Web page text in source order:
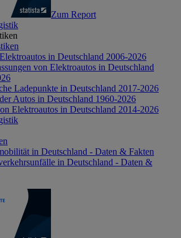
Zum Report
in Deutschland 2006-2026
von Elektroautos in Deutschland
Ladepunkte in Deutschland 2017-2026
Autos in Deutschland 1960-2026
Elektroautos in Deutschland 2014-2026
in Deutschland - Daten & Fakten
in Deutschland - Daten &